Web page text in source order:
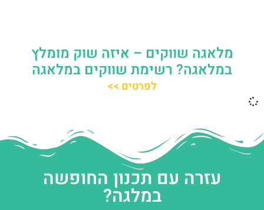
מלאגה שווקים – איזה שוק מומלץ
במלאגה? רשימת שווקים במלאגה
לפרטים >>
עזרה עם תכנון החופשה
במלגה?